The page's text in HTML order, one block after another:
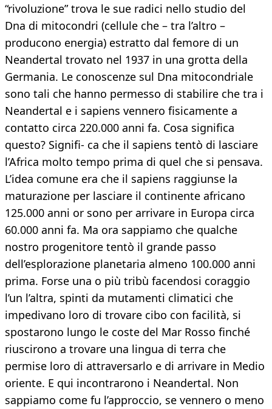
“rivoluzione” trova le sue radici nello studio del
Dna di mitocondri (cellule che – tra l’altro –
producono energia) estratto dal femore di un
Neandertal trovato nel 1937 in una grotta della
Germania. Le conoscenze sul Dna mitocondriale
sono tali che hanno permesso di stabilire che tra i
Neandertal e i sapiens vennero fisicamente a
contatto circa 220.000 anni fa. Cosa significa
questo? Signifi- ca che il sapiens tentò di lasciare
l’Africa molto tempo prima di quel che si pensava.
L’idea comune era che il sapiens raggiunse la
maturazione per lasciare il continente africano
125.000 anni or sono per arrivare in Europa circa
60.000 anni fa. Ma ora sappiamo che qualche
nostro progenitore tentò il grande passo
dell’esplorazione planetaria almeno 100.000 anni
prima. Forse una o più tribù facendosi coraggio
l’un l’altra, spinti da mutamenti climatici che
impedivano loro di trovare cibo con facilità, si
spostarono lungo le coste del Mar Rosso finché
riuscirono a trovare una lingua di terra che
permise loro di attraversarlo e di arrivare in Medio
oriente. E qui incontrarono i Neandertal. Non
sappiamo come fu l’approccio, se vennero o meno